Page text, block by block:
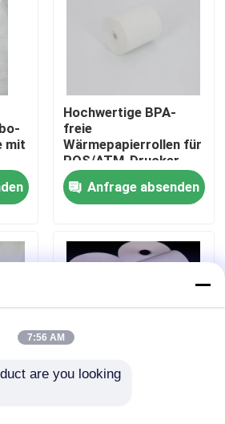
mit
Hochwertige BPA-
freie
Wärmepapierrollen für
POS/ATM-Drucker
Anfrage absenden
7:56 AM
are you looking